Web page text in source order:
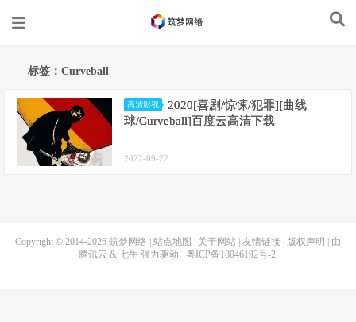
标签：Curveball
高清影视
2020[喜剧/惊悚/犯罪][曲线
球/Curveball]百度云高清下载
2022-09-22
Copyright © 2014-2026 筑梦网络 站点地图 关于网站 友情链接 版权声明
| 由
腾讯云 & 七牛强力驱动 粤ICP备18046192号-2